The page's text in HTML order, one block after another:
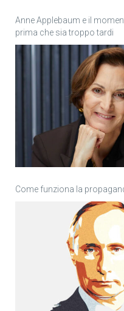
Anne Applebaum e il
prima che sia troppo tardi
Come funziona la